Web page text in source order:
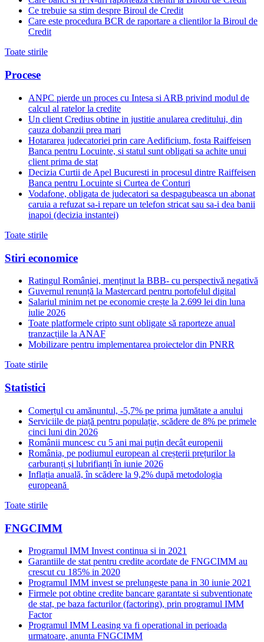
Ce trebuie sa stim despre Biroul de Credit
Care este procedura BCR de raportare a clientilor la Biroul de
Credit
Toate stirile
Procese
ANPC pierde un proces cu Intesa si ARB privind modul de
calcul al ratelor la credite
Un client Credius obtine in justitie anularea creditului, din
cauza dobanzii prea mari
Hotararea judecatoriei prin care Aedificium, fosta Raiffeisen
Banca pentru Locuinte, si statul sunt obligati sa achite unui
client prima de stat
Decizia Curtii de Apel Bucuresti in procesul dintre Raiffeisen
Banca pentru Locuinte si Curtea de Conturi
Vodafone, obligata de judecatori sa despagubeasca un abonat
caruia a refuzat sa-i repare un telefon stricat sau sa-i dea banii
inapoi (decizia instantei)
Toate stirile
Stiri economice
Ratingul României, menținut la BBB- cu perspectivă negativă
Guvernul renunță la Mastercard pentru portofelul digital
Salariul minim net pe economie crește la 2.699 lei din luna
iulie 2026
Toate platformele cripto sunt obligate să raporteze anual
tranzacțiile la ANAF
Mobilizare pentru implementarea proiectelor din PNRR
Toate stirile
Statistici
Comerțul cu amănuntul, -5,7% pe prima jumătate a anului
Serviciile de piață pentru populație, scădere de 8% pe primele
cinci luni din 2026
Românii muncesc cu 5 ani mai puțin decât europenii
România, pe podiumul european al creșterii prețurilor la
carburanți și lubrifianți în iunie 2026
Inflația anuală, în scădere la 9,2% după metodologia
europeană
Toate stirile
FNGCIMM
Programul IMM Invest continua si in 2021
Garantiile de stat pentru credite acordate de FNGCIMM au
crescut cu 185% in 2020
Programul IMM invest se prelungeste pana in 30 iunie 2021
Firmele pot obtine credite bancare garantate si subventionate
de stat, pe baza facturilor (factoring), prin programul IMM
Factor
Programul IMM Leasing va fi operational in perioada
urmatoare, anunta FNGCIMM